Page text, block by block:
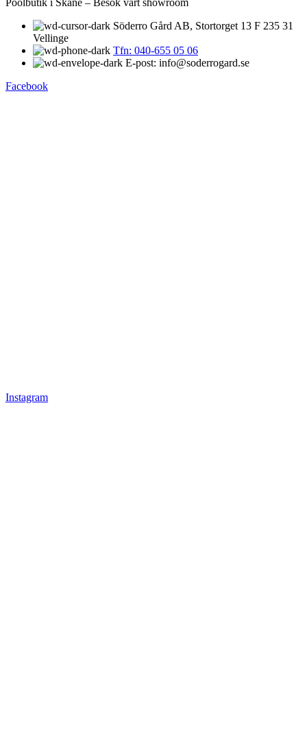
Söderro Gård AB, Stortorget 13 F 235 31
Vellinge
Tfn: 040-655 05 06
E-post: info@soderrogard.se
Facebook
Instagram